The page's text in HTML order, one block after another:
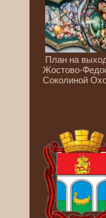
План на
Жостово-
Соколиной